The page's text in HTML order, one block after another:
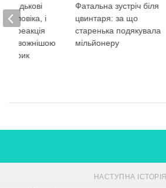
Фатальна зустріч біля
цвинтаря: за що
старенька подякувала
мільйонеру
дядькові
чоловіка, і
реакція
тривожнішою
крик
НАСТУПНА ІСТОРІЯ